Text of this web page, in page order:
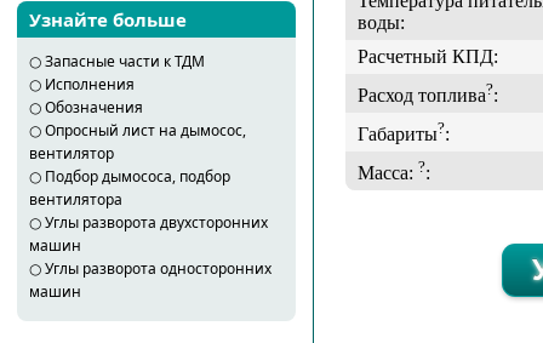
Узнайте больше
○Запасные части к ТДМ
○ Исполнения
○Обозначения
○Опросный лист на дымосос,
вентилятор
○ Подбор дымососа, подбор
вентилятора
○Углы разворота двухсторонних
машин
○Углы разворота односторонних
машин
воды:
Расчетный КПД:
Расход топлива?:
Габариты?:
Масса: ?: